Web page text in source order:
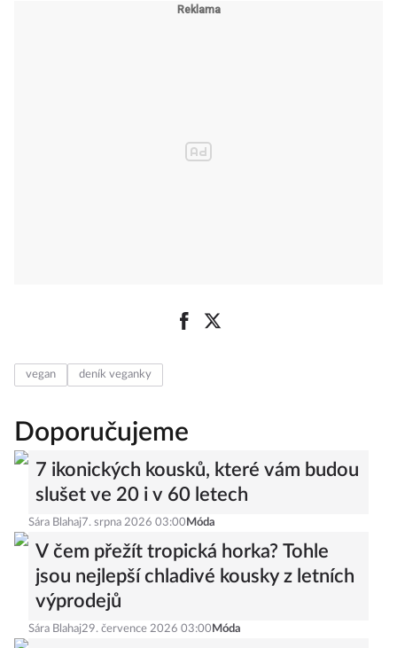
vegan deník veganky
Doporučujeme
7 ikonických kousků, které vám budou
slušet ve 20 i v 60 letech
Sára Blahaj 7. srpna 2026 03:00 Móda
V čem přežít tropická horka? Tohle
jsou nejlepší chladivé kousky z letních
výprodejů
Sára Blahaj29. července 2026 03:00 Móda